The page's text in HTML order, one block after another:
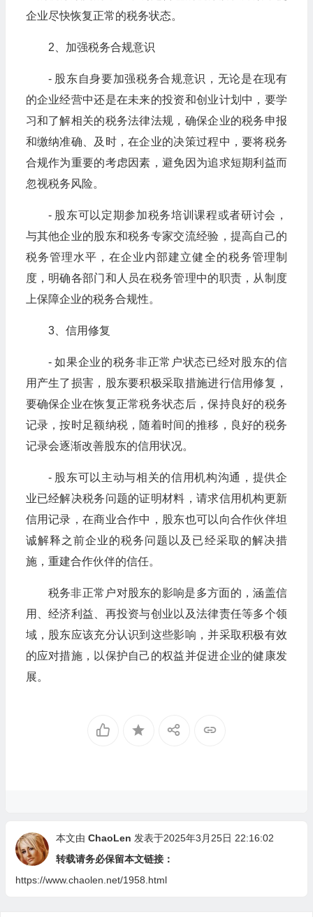
企业尽快恢复正常的税务状态。
2、加强税务合规意识
- 股东自身要加强税务合规意识，无论是在现有
的企业经营中还是在未来的投资和创业计划中，要学
习和了解相关的税务法律法规，确保企业的税务申报
和缴纳准确、及时，在企业的决策过程中，要将税务
合规作为重要的考虑因素，避免因为追求短期利益而
忽视税务风险。
- 股东可以定期参加税务培训课程或者研讨会，
与其他企业的股东和税务专家交流经验，提高自己的
税务管理水平，在企业内部建立健全的税务管理制
度，明确各部门和人员在税务管理中的职责，从制度
上保障企业的税务合规性。
3、信用修复
- 如果企业的税务非正常户状态已经对股东的信
用产生了损害，股东要积极采取措施进行信用修复，
要确保企业在恢复正常税务状态后，保持良好的税务
记录，按时足额纳税，随着时间的推移，良好的税务
记录会逐渐改善股东的信用状况。
- 股东可以主动与相关的信用机构沟通，提供企
业已经解决税务问题的证明材料，请求信用机构更新
信用记录，在商业合作中，股东也可以向合作伙伴坦
诚解释之前企业的税务问题以及已经采取的解决措
施，重建合作伙伴的信任。
税务非正常户对股东的影响是多方面的，涵盖信
用、经济利益、再投资与创业以及法律责任等多个领
域，股东应该充分认识到这些影响，并采取积极有效
的应对措施，以保护自己的权益并促进企业的健康发
展。
本文由 ChaoLen 发表于2025年3月25日 22:16:02
转载请务必保留本文链接：
https://www.chaolen.net/1958.html